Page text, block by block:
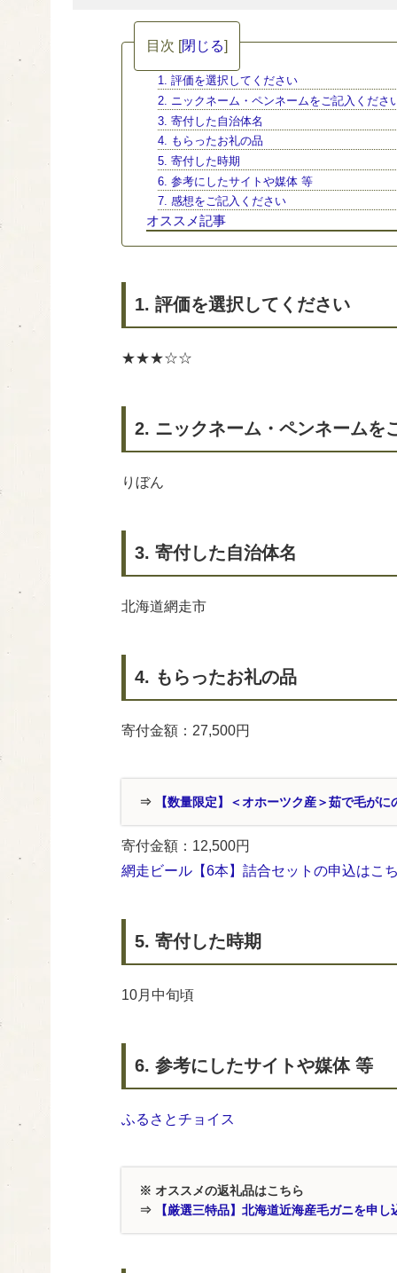
目次 [閉じる]
1. 評価を選択してください
2. ニックネーム・ペンネームをご記入くださ
3. 寄付した自治体名
4. もらったお礼の品
5. 寄付した時期
6. 参考にしたサイトや媒体 等
7. 感想をご記入ください
オススメ記事
1. 評価を選択してください
★★★☆☆
2. ニックネーム・ペンネームを
りぼん
3. 寄付した自治体名
北海道網走市
4. もらったお礼の品
寄付金額：27,500円
⇒ 【数量限定】＜オホーツク産＞茹で毛がに
寄付金額：12,500円
網走ビール【6本】詰合セットの申込はこ
5. 寄付した時期
10月中旬頃
6. 参考にしたサイトや媒体 等
ふるさとチョイス
※ オススメの返礼品はこちら
⇒
【厳選三特品】北海道近海産毛ガニを申し